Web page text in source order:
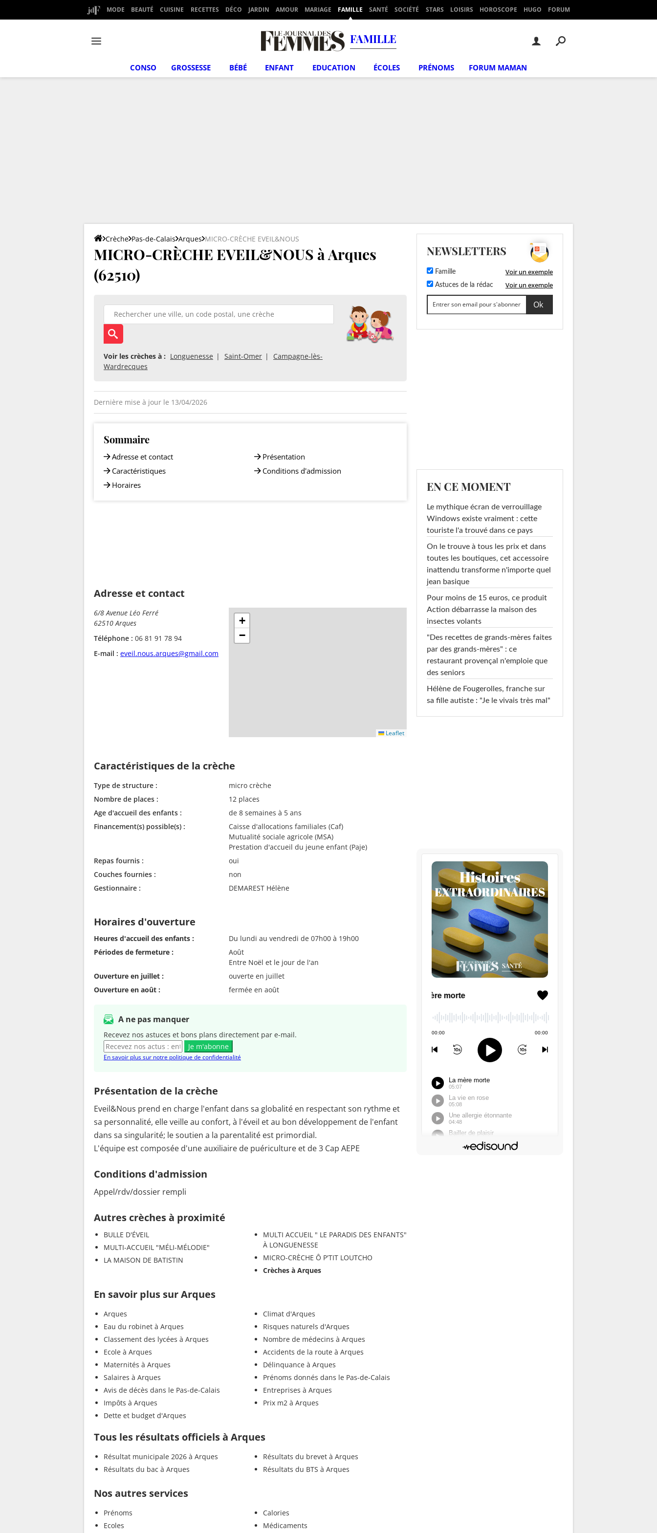
MODE BEAUTÉ CUISINE RECETTES DÉCO JARDIN AMOUR MARIAGE FAMILLE SANTÉ SOCIÉTÉ STARS LOISIRS HOROSCOPE HUGO FORUM
FAMILLE
CONSO GROSSESSE BÉBÉ ENFANT EDUCATION ÉCOLES PRÉNOMS FORUM MAMAN
Crèche Pas-de-Calais Arques MICRO-CRÈCHE EVEIL&NOUS
MICRO-CRÈCHE EVEIL&NOUS à Arques
(62510)
Voir les crèches à : Longuenesse Saint-Omer
Campagne-lès-
Wardrecques
Dernière mise à jour le 13/04/2026
Sommaire
Adresse et contact
Caractéristiques
Horaires
Présentation
Conditions d'admission
Adresse et contact
6/8 Avenue Léo Ferré
62510 Arques
Téléphone : 06 81 91 78 94
E-mail : eveil.nous.arques@gmail.com
+
−
Leaflet
Caractéristiques de la crèche
Type de structure :
micro crèche
Nombre de places :
12 places
Age d'accueil des enfants :
de 8 semaines à 5 ans
Financement(s) possible(s) :
Caisse d'allocations familiales (Caf)
Mutualité sociale agricole (MSA)
Prestation d'accueil du jeune enfant (Paje)
Repas fournis :
oui
Couches fournies :
non
Gestionnaire :
DEMAREST Hélène
Horaires d'ouverture
Heures d'accueil des enfants :
Du lundi au vendredi de 07h00 à 19h00
Périodes de fermeture :
Août
Entre Noël et le jour de l'an
Ouverture en juillet :
ouverte en juillet
Ouverture en août :
fermée en août
A ne pas manquer
Recevez nos astuces et bons plans directement par e-mail.
Je m'abonne
En savoir plus sur notre politique de confidentialité
Présentation de la crèche
Eveil&Nous prend en charge l'enfant dans sa globalité en respectant son rythme et
sa personnalité, elle veille au confort, à l'éveil et au bon développement de l'enfant
dans sa singularité; le soutien a la parentalité est primordial.
L'équipe est composée d'une auxiliaire de puériculture et de 3 Cap AEPE
Conditions d'admission
Appel/rdv/dossier rempli
Autres crèches à proximité
BULLE D'ÉVEIL
MULTI-ACCUEIL "MÉLI-MÉLODIE"
LA MAISON DE BATISTIN
MULTI ACCUEIL " LE PARADIS DES ENFANTS"
À LONGUENESSE
MICRO-CRÈCHE Ô P'TIT LOUTCHO
Crèches à Arques
En savoir plus sur Arques
Arques
Eau du robinet à Arques
Classement des lycées à Arques
Ecole à Arques
Maternités à Arques
Salaires à Arques
Avis de décès dans le Pas-de-Calais
Impôts à Arques
Dette et budget d'Arques
Climat d'Arques
Risques naturels d'Arques
Nombre de médecins à Arques
Accidents de la route à Arques
Délinquance à Arques
Prénoms donnés dans le Pas-de-Calais
Entreprises à Arques
Prix m2 à Arques
Tous les résultats officiels à Arques
Résultat municipale 2026 à Arques
Résultats du bac à Arques
Résultats du brevet à Arques
Résultats du BTS à Arques
Nos autres services
Prénoms
Ecoles
Calories
Médicaments
NEWSLETTERS
Famille Voir un exemple
Astuces de la rédac Voir un exemple
EN CE MOMENT
Le mythique écran de verrouillage
Windows existe vraiment : cette
touriste l'a trouvé dans ce pays
On le trouve à tous les prix et dans
toutes les boutiques, cet accessoire
inattendu transforme n'importe quel
jean basique
Pour moins de 15 euros, ce produit
Action débarrasse la maison des
insectes volants
"Des recettes de grands-mères faites
par des grands-mères" : ce
restaurant provençal n'emploie que
des seniors
Hélène de Fougerolles, franche sur
sa fille autiste : "Je le vivais très mal"